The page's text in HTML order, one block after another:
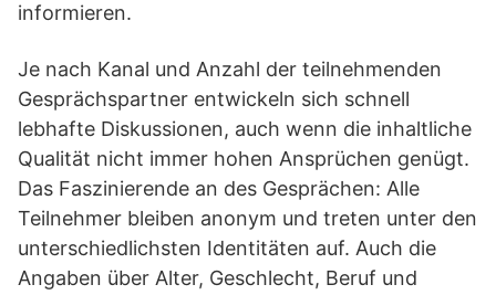
informieren.
Je nach Kanal und Anzahl der teilnehmenden
Gesprächspartner entwickeln sich schnell
lebhafte Diskussionen, auch wenn die inhaltliche
Qualität nicht immer hohen Ansprüchen genügt.
Das Faszinierende an des Gesprächen: Alle
Teilnehmer bleiben anonym und treten unter den
unterschiedlichsten Identitäten auf. Auch die
Angaben über Alter, Geschlecht, Beruf und